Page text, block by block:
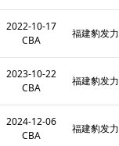
2022-10-17
CBA
福建豹发力
2023-10-22
CBA
福建豹发力
2024-12-06
CBA
福建豹发力